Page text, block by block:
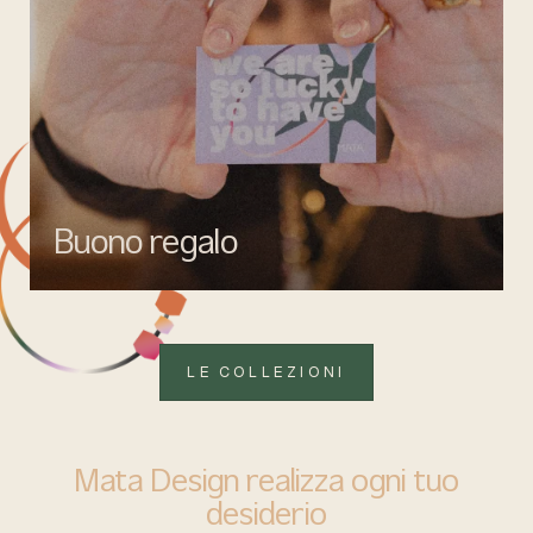
Buono regalo
Quando vuoi fare un regalo firmato Mata gioielli, ma lasciare la
libertà di scegliere ciò che più rappresenta.
LE COLLEZIONI
Mata Design realizza ogni tuo
desiderio